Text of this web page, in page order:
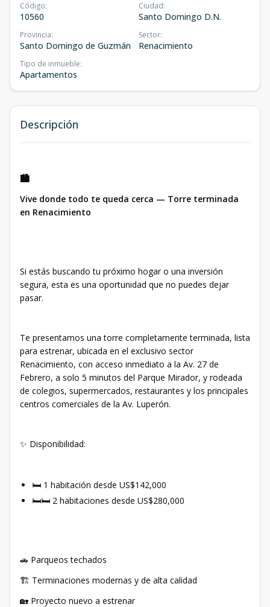
Código:
10560
Ciudad:
Santo Domingo D.N.
Provincia:
Santo Domingo de Guzmán
Sector:
Renacimiento
Tipo de inmueble:
Apartamentos
Descripción
🏙️
Vive donde todo te queda cerca — Torre terminada
en Renacimiento
Si estás buscando tu próximo hogar o una inversión
segura, esta es una oportunidad que no puedes dejar
pasar.
Te presentamos una torre completamente terminada, lista
para estrenar, ubicada en el exclusivo sector
Renacimiento, con acceso inmediato a la Av. 27 de
Febrero, a solo 5 minutos del Parque Mirador, y rodeada
de colegios, supermercados, restaurantes y los principales
centros comerciales de la Av. Luperón.
✨ Disponibilidad:
🛏️ 1 habitación desde US$142,000
🛏️🛏️ 2 habitaciones desde US$280,000
🚗 Parqueos techados
🏗️ Terminaciones modernas y de alta calidad
🏡 Proyecto nuevo a estrenar